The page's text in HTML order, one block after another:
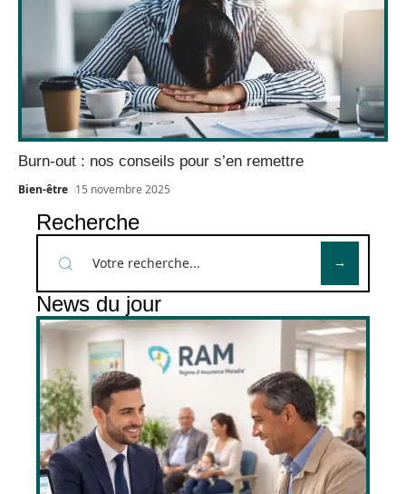
Burn-out : nos conseils pour s’en remettre
Bien-être 15 novembre 2025
Recherche
News du jour